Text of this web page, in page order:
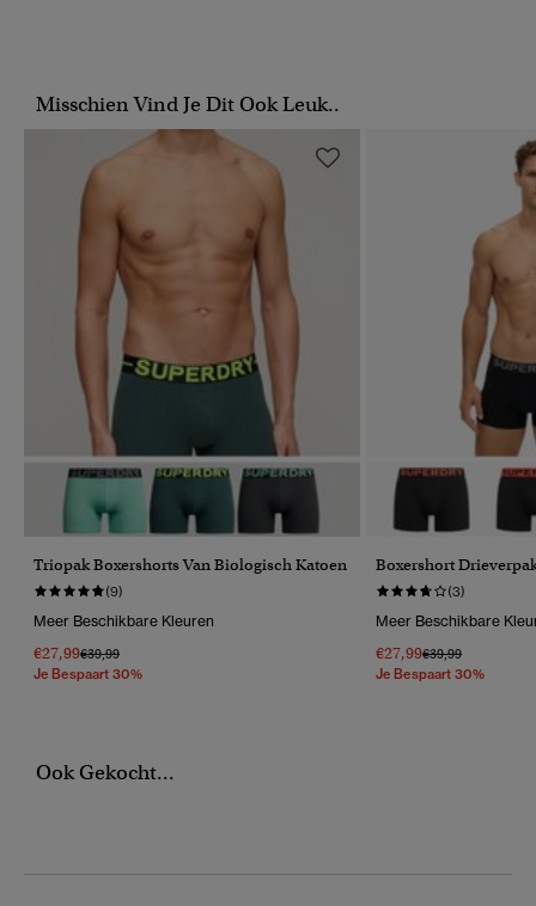
Misschien Vind Je Dit Ook Leuk..
Triopak Boxershorts Van Biologisch Katoen
(9)
Meer Beschikbare Kleuren
€27,99Prijs Verlaagd Van
€39,99Naar
Je Bespaart 30%
Boxershort
(3)
Meer Beschikbare
€27,99Prijs Verlaagd Van
€39,99Naar
Je Bespaart 30%
Ook Gekocht...